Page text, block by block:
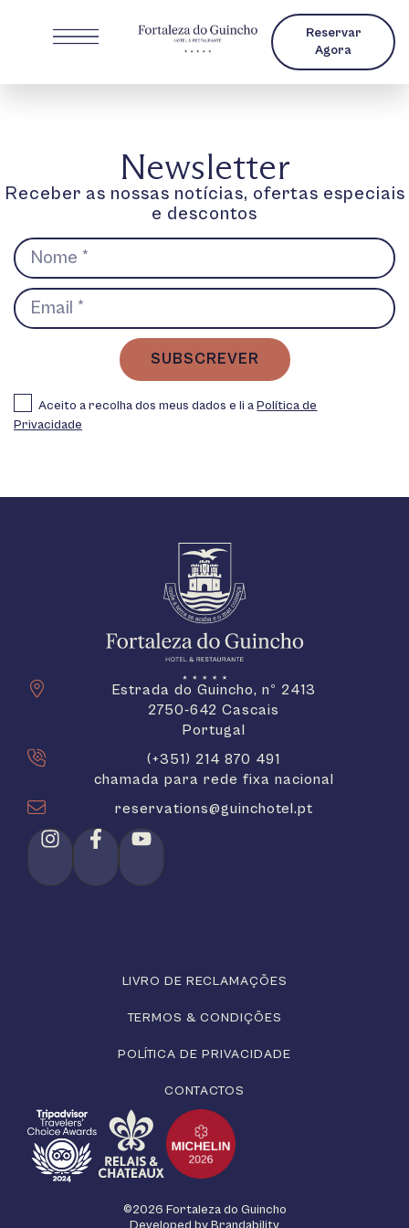
Reservar
Agora
Newsletter
Receber as nossas notícias, ofertas especiais
e descontos
Aceito a recolha dos meus dados e li aPolítica de
Privacidade
SUBSCREVER
Estrada do Guincho, nº 2413
2750-642 Cascais
Portugal
(+351) 214 870 491
chamada para rede fixa nacional
reservations@guinchotel.pt
LIVRO DE RECLAMAÇÕES
TERMOS & CONDIÇÕES
POLÍTICA DE PRIVACIDADE
CONTACTOS
©2026 Fortaleza do Guincho